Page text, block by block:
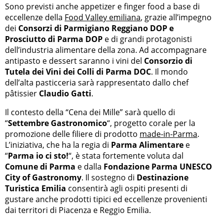
Sono previsti anche appetizer e finger food a base di
eccellenze della Food Valley emiliana, grazie all’impegno
dei Consorzi di Parmigiano Reggiano DOP e
Prosciutto di Parma DOP e di grandi protagonisti
dell’industria alimentare della zona. Ad accompagnare
antipasto e dessert saranno i vini del Consorzio di
Tutela dei Vini dei Colli di Parma DOC. Il mondo
dell’alta pasticceria sarà rappresentato dallo chef
pâtissier Claudio Gatti.
Il contesto della “Cena dei Mille” sarà quello di
“Settembre Gastronomico“, progetto corale per la
promozione delle filiere di prodotto made-in-Parma.
L’iniziativa, che ha la regia di Parma Alimentare e
“Parma io ci sto!“, è stata fortemente voluta dal
Comune di Parma e dalla Fondazione Parma UNESCO
City of Gastronomy. Il sostegno di Destinazione
Turistica Emilia consentirà agli ospiti presenti di
gustare anche prodotti tipici ed eccellenze provenienti
dai territori di Piacenza e Reggio Emilia.